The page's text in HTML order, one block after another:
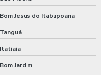
Bom Jesus do Itabapoana
Tanguá
Itatiaia
Bom Jardim